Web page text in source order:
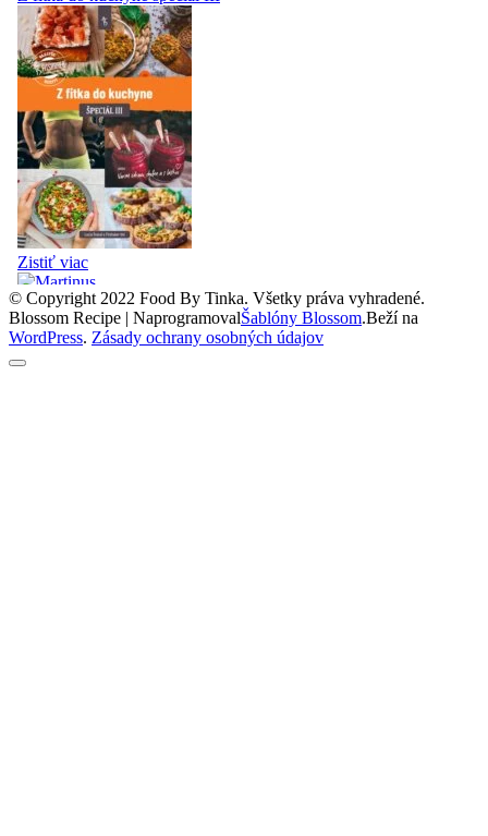
© Copyright 2022 Food By Tinka. Všetky práva vyhradené.
Blossom Recipe | NaprogramovalŠablóny Blossom.Beží na
WordPress. Zásady ochrany osobných údajov